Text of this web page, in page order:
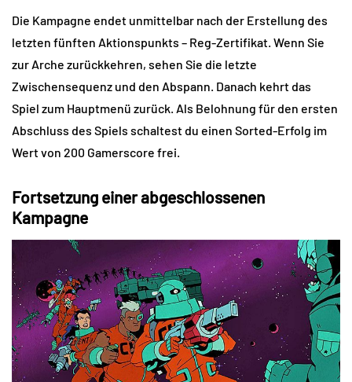
Die Kampagne endet unmittelbar nach der Erstellung des
letzten fünften Aktionspunkts – Reg-Zertifikat. Wenn Sie
zur Arche zurückkehren, sehen Sie die letzte
Zwischensequenz und den Abspann. Danach kehrt das
Spiel zum Hauptmenü zurück. Als Belohnung für den ersten
Abschluss des Spiels schaltest du einen Sorted-Erfolg im
Wert von 200 Gamerscore frei.
Fortsetzung einer abgeschlossenen
Kampagne